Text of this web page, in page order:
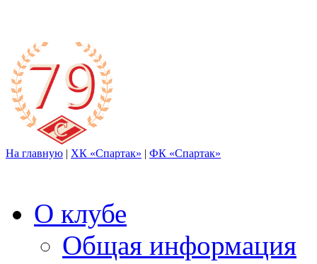
На главную | ХК «Спартак» | ФК «Спартак»
О клубе
Общая информация